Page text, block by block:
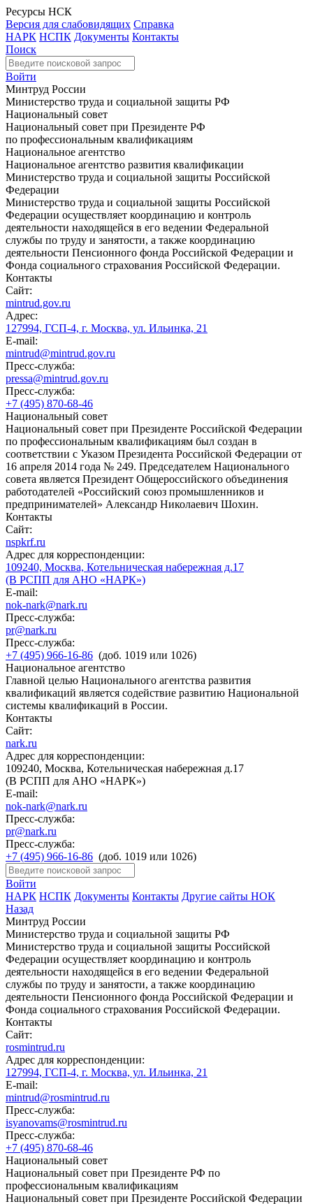
Ресурсы НСК
Версия для слабовидящих Справка
НАРК НСПК Документы Контакты
Поиск
Войти
Минтруд России
Министерство труда и социальной защиты РФ
Национальный совет
Национальный совет при Президенте РФ
по профессиональным квалификациям
Национальное агентство
Национальное агентство развития квалификации
Министерство труда и социальной защиты Российской
Федерации
Министерство труда и социальной защиты Российской
Федерации осуществляет координацию и контроль
деятельности находящейся в его ведении Федеральной
службы по труду и занятости, а также координацию
деятельности Пенсионного фонда Российской Федерации и
Фонда социального страхования Российской Федерации.
Контакты
Сайт:
mintrud.gov.ru
Адрес:
127994, ГСП-4, г. Москва, ул. Ильинка, 21
E-mail:
mintrud@mintrud.gov.ru
Пресс-служба:
pressa@mintrud.gov.ru
Пресс-служба:
+7 (495) 870-68-46
Национальный совет
Национальный совет при Президенте Российской Федерации
по профессиональным квалификациям был создан в
соответствии с Указом Президента Российской Федерации от
16 апреля 2014 года № 249. Председателем Национального
совета является Президент Общероссийского объединения
работодателей «Российский союз промышленников и
предпринимателей» Александр Николаевич Шохин.
Контакты
Сайт:
nspkrf.ru
Адрес для корреспонденции:
109240, Москва, Котельническая набережная д.17
(В РСПП для АНО «НАРК»)
E-mail:
nok-nark@nark.ru
Пресс-служба:
pr@nark.ru
Пресс-служба:
+7 (495) 966-16-86 (доб. 1019 или 1026)
Национальное агентство
Главной целью Национального агентства развития
квалификаций является содействие развитию Национальной
системы квалификаций в России.
Контакты
Сайт:
nark.ru
Адрес для корреспонденции:
109240, Москва, Котельническая набережная д.17
(В РСПП для АНО «НАРК»)
E-mail:
nok-nark@nark.ru
Пресс-служба:
pr@nark.ru
Пресс-служба:
+7 (495) 966-16-86 (доб. 1019 или 1026)
Войти
НАРК НСПК Документы Контакты Другие сайты НОК
Назад
Минтруд России
Министерство труда и социальной защиты РФ
Министерство труда и социальной защиты Российской
Федерации осуществляет координацию и контроль
деятельности находящейся в его ведении Федеральной
службы по труду и занятости, а также координацию
деятельности Пенсионного фонда Российской Федерации и
Фонда социального страхования Российской Федерации.
Контакты
Сайт:
rosmintrud.ru
Адрес для корреспонденции:
127994, ГСП-4, г. Москва, ул. Ильинка, 21
E-mail:
mintrud@rosmintrud.ru
Пресс-служба:
isyanovams@rosmintrud.ru
Пресс-служба:
+7 (495) 870-68-46
Национальный совет
Национальный совет при Президенте РФ по
профессиональным квалификациям
Национальный совет при Президенте Российской Федерации